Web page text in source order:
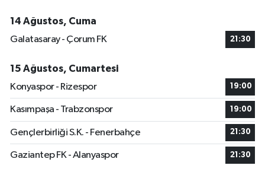
14 Ağustos, Cuma
Galatasaray - Çorum FK
21:30
15 Ağustos, Cumartesi
Konyaspor - Rizespor
19:00
Kasımpaşa - Trabzonspor 19:00
Gençlerbirliği S.K. - Fenerbahçe 21:30
Gaziantep FK - Alanyaspor 21:30